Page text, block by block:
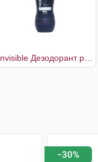
−30%